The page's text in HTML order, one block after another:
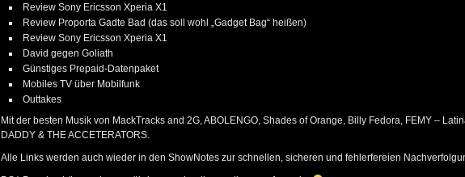
Review Sony Ericsson Xperia X1
Review Proporta Gadte Bad (das soll wohl „Gadget Bag“ heißen)
Review Sony Ericsson Xperia X1
David gegen Goliath
Günstiges Prepaid-Datenpaket
Mobiles TV über Mobilfunk
Outtakes
Mit der besten Musik von MackTracks and 2G, ABOLENGO, Shades of Orange, Billy Fedora, FEMY –
DADDY & THE ACCETERATORS.
Alle Links werden auch wieder in den ShowNotes zur schnellen, sicheren und fehlerfereien